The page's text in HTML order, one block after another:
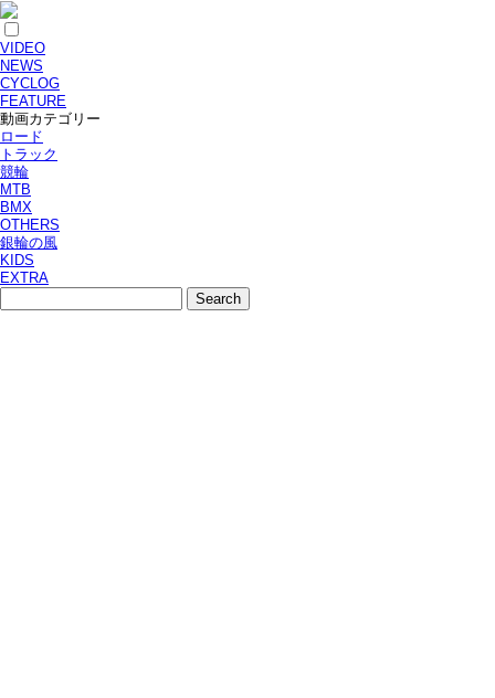
VIDEO
NEWS
CYCLOG
FEATURE
動画カテゴリー
ロード
トラック
競輪
MTB
BMX
OTHERS
銀輪の風
KIDS
EXTRA